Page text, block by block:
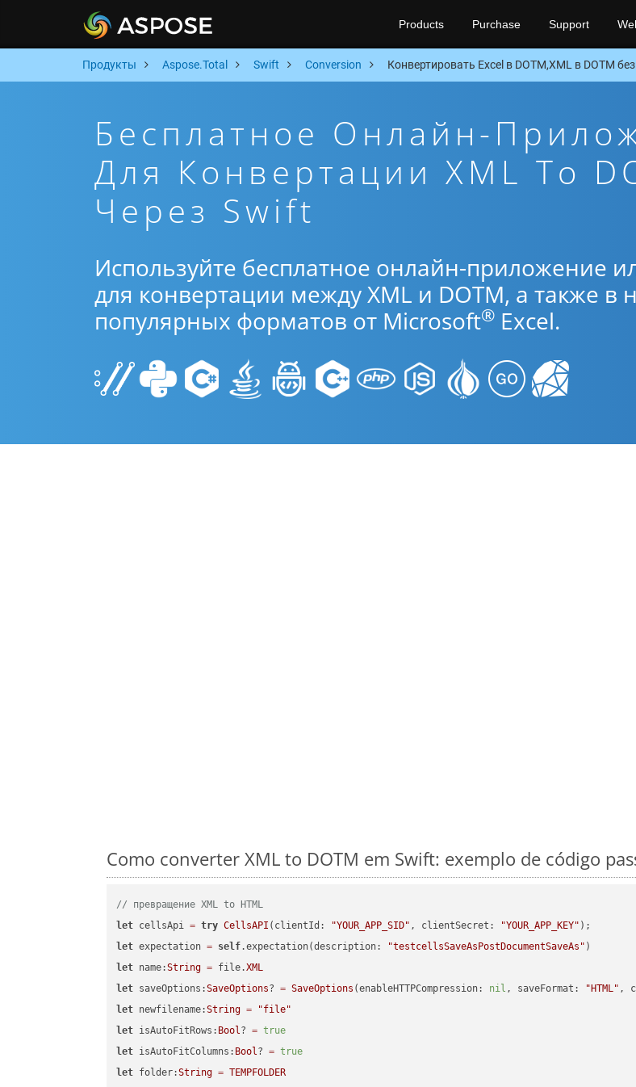
Products Purchase Support
Продукты Aspose.Total Swift Conversion Конвертировать Excel в DOTM,XML в DOTM
Бесплатное Онлайн-
Для Конвертации XML To
Через Swift
Используйте бесплатное онлайн-приложение
для конвертации между XML и DOTM, а также в
популярных форматов от Microsoft® Excel.
Como converter XML to DOTM em Swift: exemplo de código
// превращение XML to HTML
let cellsApi = try CellsAPI (clientId: "YOUR_APP_SID" , clientSecret: "YOUR_APP_KEY"
let expectation = self.expectation(description: "testcellsSaveAsPostDocumentSaveAs"
let name:String = file.XML
let saveOptions:SaveOptions? = SaveOptions (enableHTTPCompression: nil , saveFormat: "HTML" ,
let newfilename:String =
"file"
let isAutoFitRows: Bool? = true
let isAutoFitColumns: Bool? = true
let folder:String = TEMPFOLDER